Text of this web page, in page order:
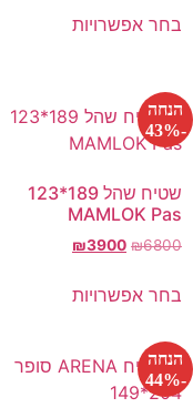
בחר אפשרויות
הנחה
-43%
שטיח שהל 189*123
MAMLOK Pas
₪6800
₪3900
בחר אפשרויות
הנחה
-44%